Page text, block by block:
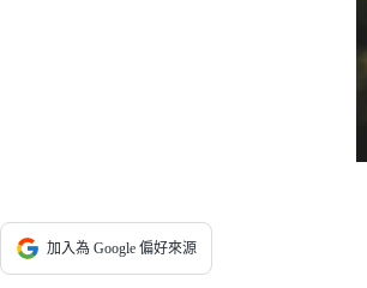
加入為 Google 偏好來源